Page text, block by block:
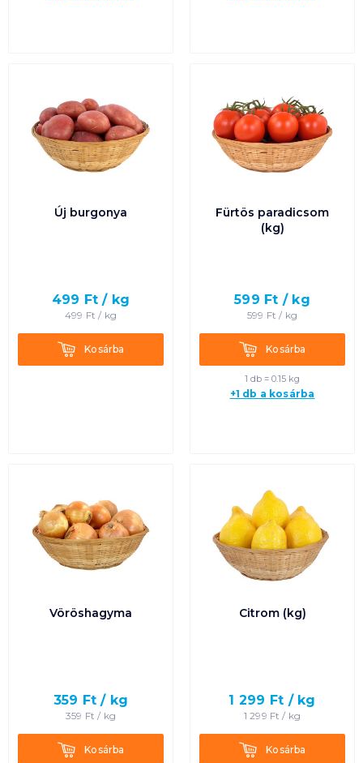
Új burgonya
499 Ft / kg
499 Ft / kg
KosárbaKosárba
Fürtös paradicsom
(kg)
599 Ft / kg
599 Ft / kg
KosárbaKosárba
1 db = 0.15 kg
+1 db a kosárba
Vöröshagyma
359 Ft / kg
359 Ft / kg
KosárbaKosárba
Citrom (kg)
1 299 Ft / kg
1 299 Ft / kg
KosárbaKosárba